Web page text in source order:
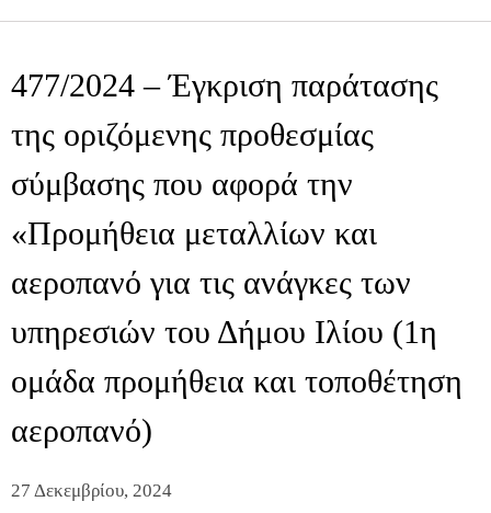
477/2024 – Έγκριση παράτασης
της οριζόμενης προθεσμίας
σύμβασης που αφορά την
«Προμήθεια μεταλλίων και
αεροπανό για τις ανάγκες των
υπηρεσιών του Δήμου Ιλίου (1η
ομάδα προμήθεια και τοποθέτηση
αεροπανό)
27 Δεκεμβρίου, 2024